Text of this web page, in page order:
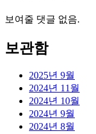
보여줄 댓글 없음.
보관함
2025년 9월
2024년 11월
2024년 10월
2024년 9월
2024년 8월